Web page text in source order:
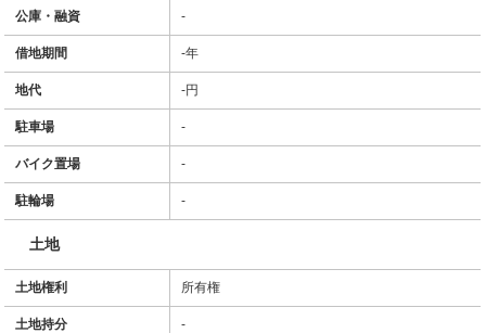
公庫・融資 -
借地期間 -年
地代 -円
駐車場 -
バイク置場 -
駐輪場 -
土地
土地権利 所有権
土地持分 -